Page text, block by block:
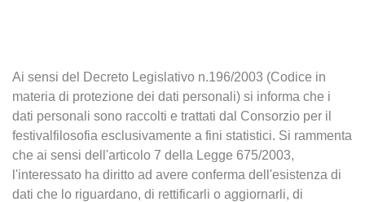
Ai sensi del Decreto Legislativo n.196/2003 (Codice in
materia di protezione dei dati personali) si informa che i
dati personali sono raccolti e trattati dal Consorzio per il
festivalfilosofia esclusivamente a fini statistici. Si rammenta
che ai sensi dell'articolo 7 della Legge 675/2003,
l'interessato ha diritto ad avere conferma dell'esistenza di
dati che lo riguardano, di rettificarli o aggiornarli, di